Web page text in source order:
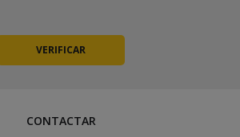
CONTACTAR